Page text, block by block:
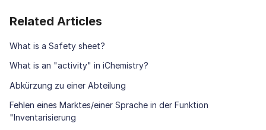
Related Articles
What is a Safety sheet?
What is an "activity" in iChemistry?
Abkürzung zu einer Abteilung
Fehlen eines Marktes/einer Sprache in der Funktion
"Inventarisierung